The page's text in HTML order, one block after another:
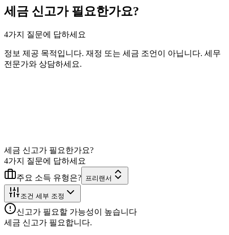
세금 신고가 필요한가요?
4가지 질문에 답하세요
정보 제공 목적입니다. 재정 또는 세금 조언이 아닙니다. 세무
전문가와 상담하세요.
세금 신고가 필요한가요?
4가지 질문에 답하세요
주요 소득 유형은? 프리랜서
조건 세부 조정
신고가 필요할 가능성이 높습니다
세금 신고가 필요합니다.